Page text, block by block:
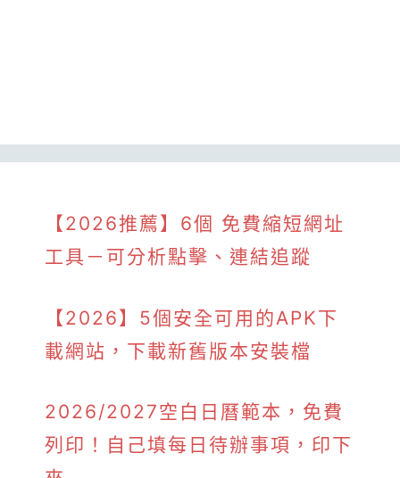
【2026推薦】6個 免費縮短網址
工具－可分析點擊、連結追蹤
【2026】5個安全可用的APK下
載網站，下載新舊版本安裝檔
2026/2027空白日曆範本，免費
列印！自己填每日待辦事項，印下